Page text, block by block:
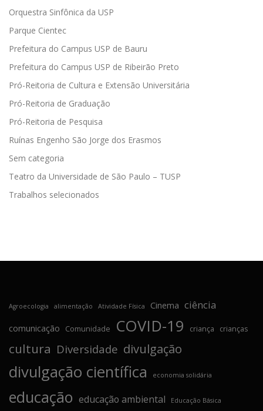
Orquestra Sinfônica da USP
Parque Cientec
Prefeitura do Campus USP de Bauru
Prefeitura do Campus USP de Ribeirão Preto
Pró-Reitoria de Cultura e Extensão Universitária
Pró-Reitoria de Graduação
Pró-Reitoria de Pesquisa
Ruínas Engenho São Jorge dos Erasmos
Sem categoria
Teatro da Universidade de São Paulo – TUSP
Trabalhos selecionados
Agroecologia alimentação Atividade Física Cinema ciência
comunicação Comunidade COVID-19 criança crianças
cultura Diversidade divulgação
divulgação científica economia solidária
educação educação ambiental Educação Básica